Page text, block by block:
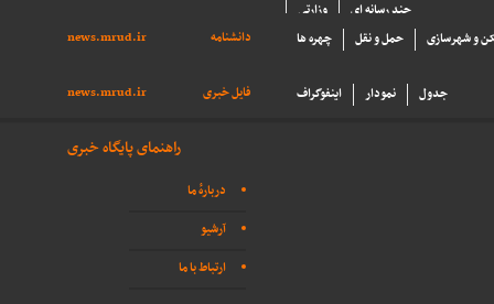
وزارتی
چند رسانه ای
دانشنامه
news.mrud.ir چهره ها حمل و نقل و شهرسازی
فایل خبری news.mrud.ir اینفوگراف نمودار جدول
راهنمای پایگاه خبری
دربارهٔ ما
آرشیو
ارتباط با ما